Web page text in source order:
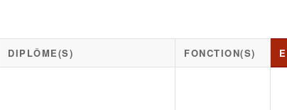
DIPLÔME(S) FONCTION(S)